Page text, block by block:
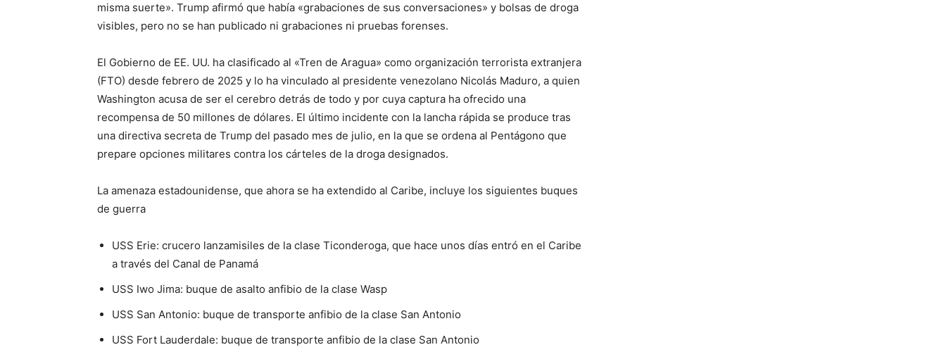
misma suerte». Trump afirmó que había «grabaciones de sus conversaciones» y bolsas de droga
visibles, pero no se han publicado ni grabaciones ni pruebas forenses.
El Gobierno de EE. UU. ha clasificado al «Tren de Aragua» como organización terrorista extranjera
(FTO) desde febrero de 2025 y lo ha vinculado al presidente venezolano Nicolás Maduro, a quien
Washington acusa de ser el cerebro detrás de todo y por cuya captura ha ofrecido una
recompensa de 50 millones de dólares. El último incidente con la lancha rápida se produce tras
una directiva secreta de Trump del pasado mes de julio, en la que se ordena al Pentágono que
prepare opciones militares contra los cárteles de la droga designados.
La amenaza estadounidense, que ahora se ha extendido al Caribe, incluye los siguientes buques
de guerra
USS Erie: crucero lanzamisiles de la clase Ticonderoga, que hace unos días entró en el Caribe
a través del Canal de Panamá
USS Iwo Jima: buque de asalto anfibio de la clase Wasp
USS San Antonio: buque de transporte anfibio de la clase San Antonio
USS Fort Lauderdale: buque de transporte anfibio de la clase San Antonio